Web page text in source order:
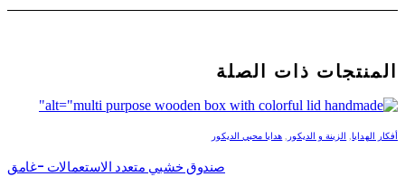
المنتجات ذات الصلة
أفكار الهدايا الزينة و الديكور هدايا محبي الديكور
صندوق خشبي متعدد الاستعمالات -غامق